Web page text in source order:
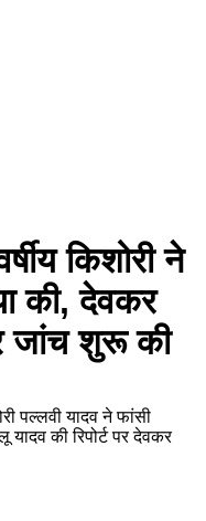
किशोरी ने
की, देवकर
जांच शुरू की
पल्लवी यादव ने फांसी
यादव की रिपोर्ट पर देवकर